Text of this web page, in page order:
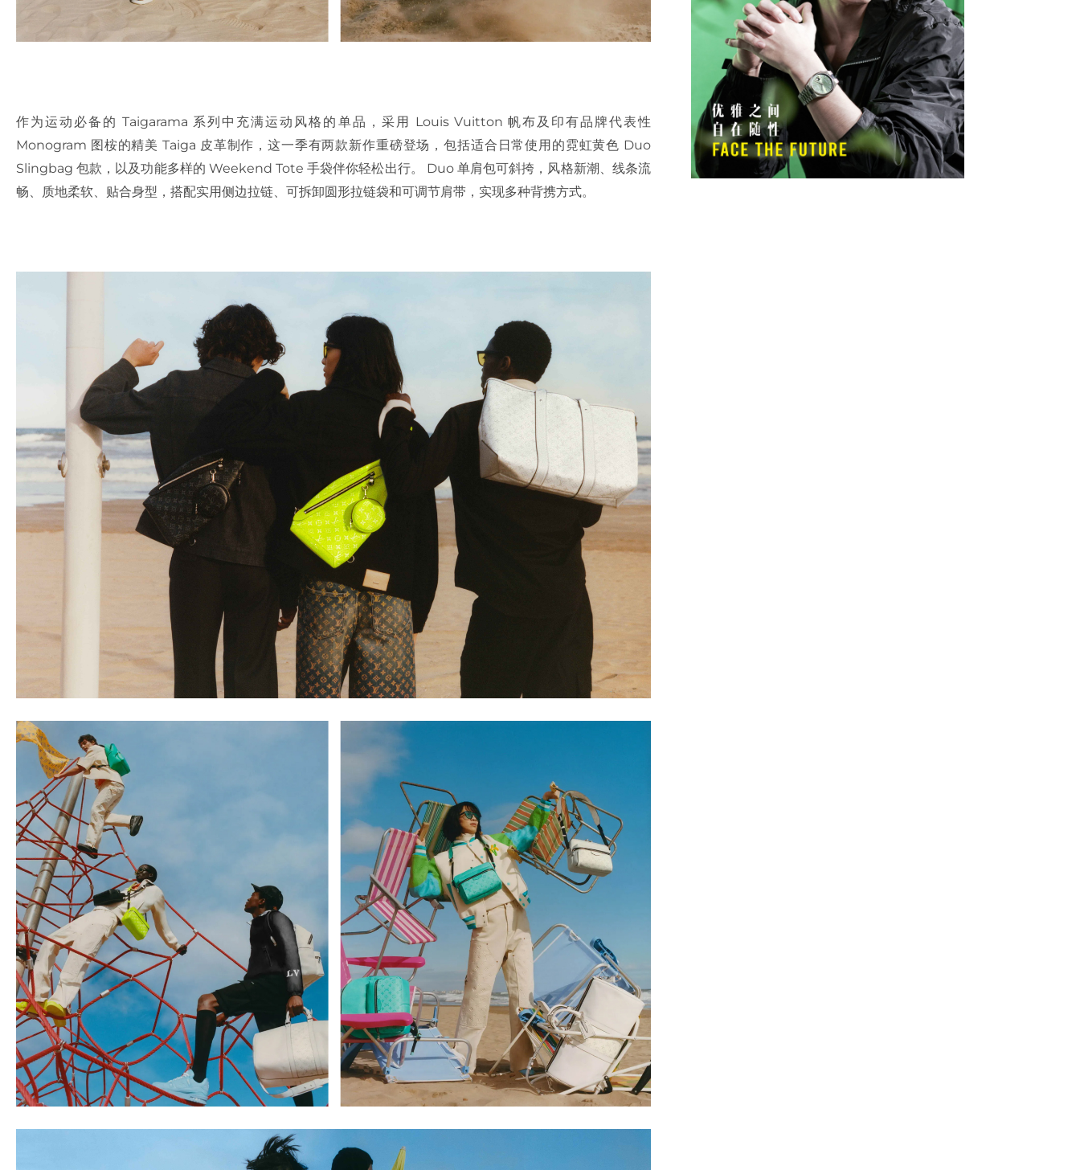
作为运动必备的 Taigarama 系列中充满运动风格的单品，采用 Louis Vuitton 帆布及印有品牌代表性
Monogram 图桉的精美 Taiga 皮革制作，这一季有两款新作重磅登场，包括适合日常使用的霓虹黄色 Duo
Slingbag 包款，以及功能多样的 Weekend Tote 手袋伴你轻松出行。 Duo 单肩包可斜挎，风格新潮、线条流
畅、质地柔软、贴合身型，搭配实用侧边拉链、可拆卸圆形拉链袋和可调节肩带，实现多种背携方式。